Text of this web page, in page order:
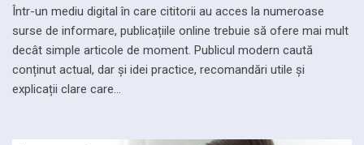
Într-un mediu digital în care cititorii au acces la numeroase
surse de informare, publicațiile online trebuie să ofere mai mult
decât simple articole de moment. Publicul modern caută
conținut actual, dar și idei practice, recomandări utile și
explicații clare care…